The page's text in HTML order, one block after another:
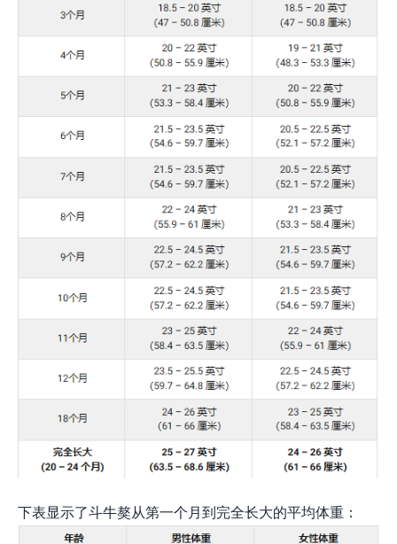
下表显示了斗牛獒从第一个月到完全长大的平均体重：